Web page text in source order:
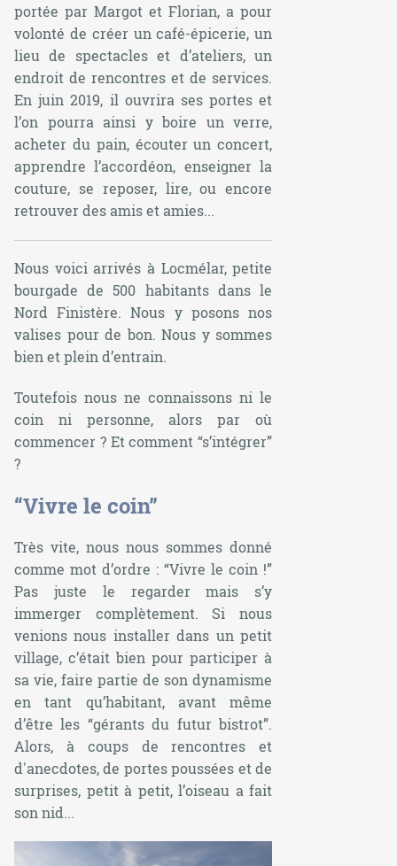
portée par Margot et Florian, a pour
volonté de créer un café-épicerie, un
lieu de spectacles et d’ateliers, un
endroit de rencontres et de services.
En juin 2019, il ouvrira ses portes et
l’on pourra ainsi y boire un verre,
acheter du pain, écouter un concert,
apprendre l’accordéon, enseigner la
couture, se reposer, lire, ou encore
retrouver des amis et amies...
Nous voici arrivés à Locmélar, petite
bourgade de 500 habitants dans le
Nord Finistère. Nous y posons nos
valises pour de bon. Nous y sommes
bien et plein d’entrain.
Toutefois nous ne connaissons ni le
coin ni personne, alors par où
commencer ? Et comment “s’intégrer”
?
“Vivre le coin”
Très vite, nous nous sommes donné
comme mot d’ordre : “Vivre le coin !”
Pas juste le regarder mais s’y
immerger complètement. Si nous
venions nous installer dans un petit
village, c’était bien pour participer à
sa vie, faire partie de son dynamisme
en tant qu’habitant, avant même
d’être les “gérants du futur bistrot”.
Alors, à coups de rencontres et
d'anecdotes, de portes poussées et de
surprises, petit à petit, l’oiseau a fait
son nid...